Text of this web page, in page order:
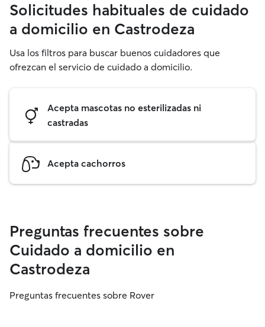
Solicitudes habituales de cuidado
a domicilio en Castrodeza
Usa los filtros para buscar buenos cuidadores que
ofrezcan el servicio de cuidado a domicilio.
Acepta mascotas no esterilizadas ni
castradas
Acepta cachorros
Preguntas frecuentes sobre
Cuidado a domicilio en
Castrodeza
Preguntas frecuentes sobre Rover